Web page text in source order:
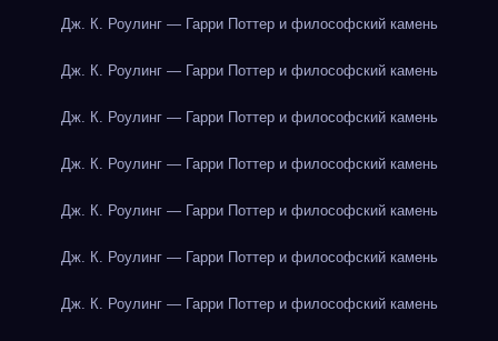
Дж. К. Роулинг — Гарри Поттер и философский камень
Дж. К. Роулинг — Гарри Поттер и философский камень
Дж. К. Роулинг — Гарри Поттер и философский камень
Дж. К. Роулинг — Гарри Поттер и философский камень
Дж. К. Роулинг — Гарри Поттер и философский камень
Дж. К. Роулинг — Гарри Поттер и философский камень
Дж. К. Роулинг — Гарри Поттер и философский камень